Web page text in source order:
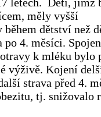
měly vyšší
během dětství než
po 4. měsíci.
k mléku bylo
výživě. Kojení
strava před 4.
tj. snižovalo